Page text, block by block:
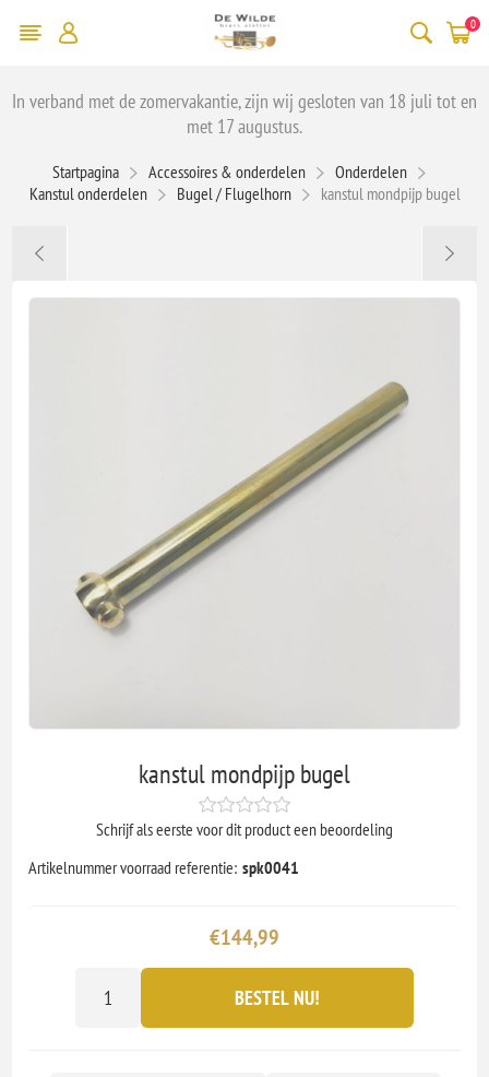
0
In verband met de zomervakantie, zijn wij gesloten van 18 juli tot en
met 17 augustus.
Startpagina Accessoires & onderdelen
Onderdelen
Kanstul onderdelen
Bugel / Flugelhorn kanstul mondpijp bugel
kanstul mondpijp bugel
Schrijf als eerste voor dit product een beoordeling
Artikelnummer voorraad referentie: spk0041
€144,99
BESTEL NU!